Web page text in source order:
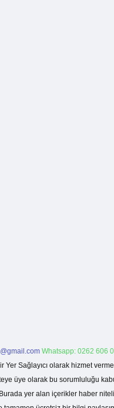
Whatsapp: 0262 606
Sağlayıcı olarak hizmet
üye olarak bu sorumluluğu
yer alan içerikler haber